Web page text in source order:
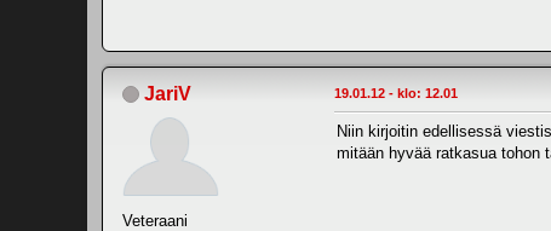
JariV
Veteraani
19.01.12 - klo: 12.01
Niin kirjoitin edellisessä
mitään hyvää ratkasua tohon